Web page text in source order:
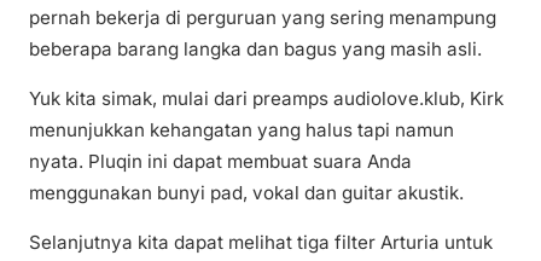
pernah bekerja di perguruan yang sering menampung
beberapa barang langka dan bagus yang masih asli.
Yuk kita simak, mulai dari preamps audiolove.klub, Kirk
menunjukkan kehangatan yang halus tapi namun
nyata. Pluqin ini dapat membuat suara Anda
menggunakan bunyi pad, vokal dan guitar akustik.
Selanjutnya kita dapat melihat tiga filter Arturia untuk